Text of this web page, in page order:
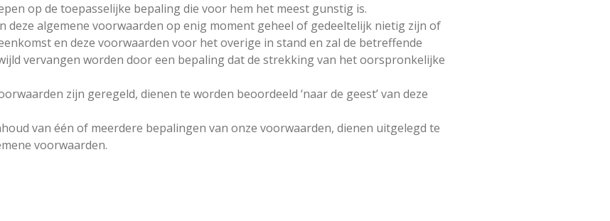
op de toepasselijke bepaling die voor hem het meest gunstig is.
deze algemene voorwaarden op enig moment geheel of gedeeltelijk nietig zijn of
en deze voorwaarden voor het overige in stand en zal de betreffende
vervangen worden door een bepaling dat de strekking van het oorspronkelijke
zijn geregeld, dienen te worden beoordeeld ‘naar de geest’ van deze
van één of meerdere bepalingen van onze voorwaarden, dienen uitgelegd te
voorwaarden.